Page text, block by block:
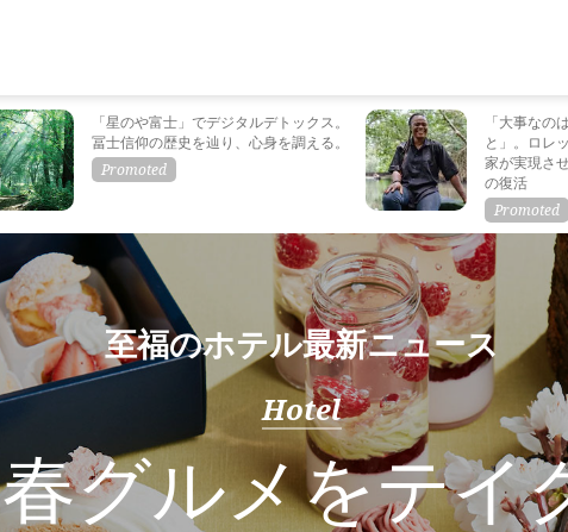
「星のや富士」でデジタルデトックス。
冨士信仰の歴史を辿り、心身を調える。
「大事なの
と」。ロレ
家が実現さ
の復活
至福のホテル最新ニュース
Hotel
グルメをテイ